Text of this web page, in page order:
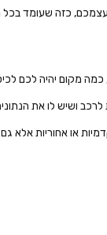
כזה שעומד בכל
מקום יהיה לכם לכיסא
ושיש לו את
או אחוריות אלא